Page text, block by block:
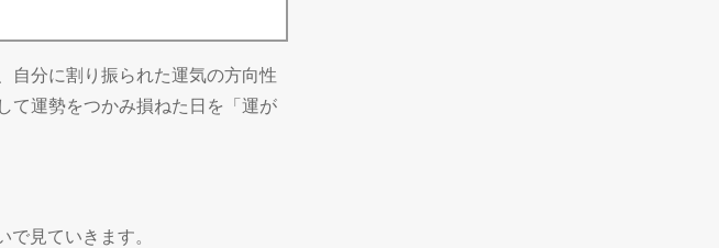
自分に割り振られた運気の方向性
て運勢をつかみ損ねた日を「運が
見ていきます。